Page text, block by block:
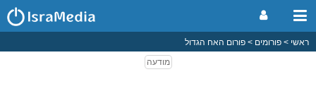
ראשי פורומים פורום האח הגדול